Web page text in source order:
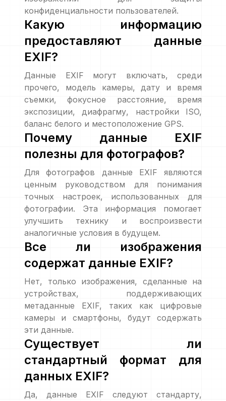
конфиденциальности пользователей.
Какую информацию
предоставляют данные
EXIF?
Данные EXIF могут включать, среди
прочего, модель камеры, дату и время
съемки, фокусное расстояние, время
экспозиции, диафрагму, настройки ISO,
баланс белого и местоположение GPS.
Почему данные EXIF
полезны для фотографов?
Для фотографов данные EXIF являются
ценным руководством для понимания
точных настроек, использованных для
фотографии. Эта информация помогает
улучшить технику и воспроизвести
аналогичные условия в будущем.
Все ли изображения
содержат данные EXIF?
Нет, только изображения, сделанные на
устройствах, поддерживающих
метаданные EXIF, таких как цифровые
камеры и смартфоны, будут содержать
эти данные.
Существует ли
стандартный формат для
данных EXIF?
Да, данные EXIF следуют стандарту,